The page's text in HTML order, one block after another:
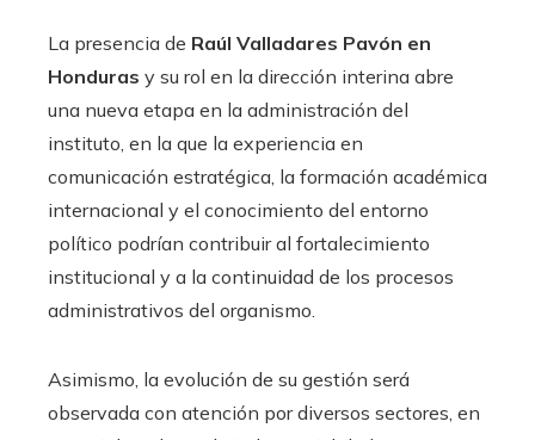
La presencia de Raúl Valladares Pavón en
Honduras y su rol en la dirección interina abre
una nueva etapa en la administración del
instituto, en la que la experiencia en
comunicación estratégica, la formación académica
internacional y el conocimiento del entorno
político podrían contribuir al fortalecimiento
institucional y a la continuidad de los procesos
administrativos del organismo.
Asimismo, la evolución de su gestión será
observada con atención por diversos sectores, en